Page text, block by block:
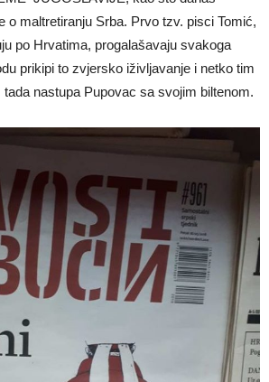
o maltretiranju Srba. Prvo tzv. pisci Tomić,
po Hrvatima, progalašavaju svakoga
prikipi to zvjersko iživljavanje i netko tim
nastupa Pupovac sa svojim biltenom.